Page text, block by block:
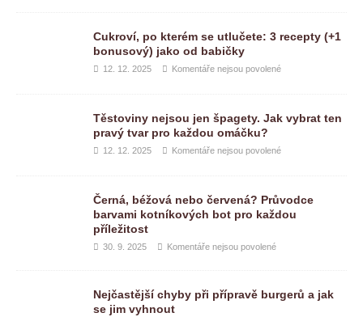
Cukroví, po kterém se utlučete: 3 recepty (+1
bonusový) jako od babičky
12. 12. 2025 Komentáře nejsou povolené
Těstoviny nejsou jen špagety. Jak vybrat ten
pravý tvar pro každou omáčku?
12. 12. 2025 Komentáře nejsou povolené
Černá, béžová nebo červená? Průvodce
barvami kotníkových bot pro každou
příležitost
30. 9. 2025 Komentáře nejsou povolené
Nejčastější chyby při přípravě burgerů a jak
se jim vyhnout